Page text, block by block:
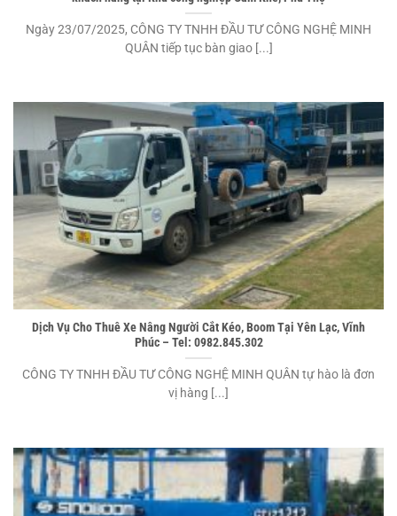
Ngày 23/07/2025, CÔNG TY TNHH ĐẦU TƯ CÔNG NGHỆ MINH
QUÂN tiếp tục bàn giao [...]
Dịch Vụ Cho Thuê Xe Nâng Người Cắt Kéo, Boom Tại Yên Lạc, Vĩnh
Phúc – Tel: 0982.845.302
CÔNG TY TNHH ĐẦU TƯ CÔNG NGHỆ MINH QUÂN tự hào là đơn
vị hàng [...]